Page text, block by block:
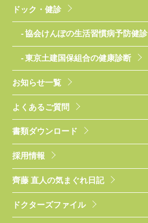
ドック・健診
協会けんぽの生活習慣病予防健診
東京土建国保組合の健康診断
お知らせ一覧
よくあるご質問
書類ダウンロード
採用情報
齊藤 直人の気まぐれ日記
ドクターズファイル